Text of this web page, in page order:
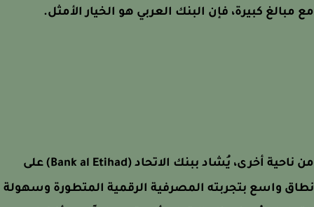
مبالغ كبيرة، فإن البنك العربي هو الخيار الأمثل.
ناحية أخرى، يُشادببنك الاتحاد (Bank al Etihad)
على
واسع بتجربته المصرفية الرقمية المتطورة وسهولة